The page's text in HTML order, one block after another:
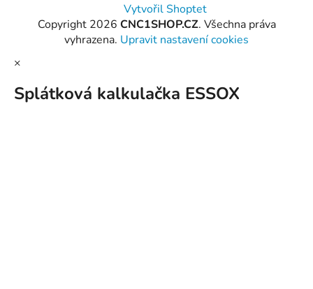
Vytvořil Shoptet
Copyright 2026 CNC1SHOP.CZ. Všechna práva
vyhrazena. Upravit nastavení cookies
×
Splátková kalkulačka ESSOX